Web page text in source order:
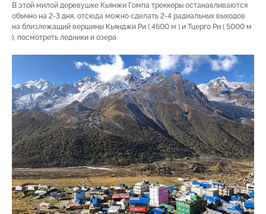
В этой милой деревушке Кьянжи Гомпа треккеры останавливаются
обычно на 2-3 дня, отсюда можно сделать 2-4 радиальных выходов
на близлежащий вершины Кьянджи Ри ( 4600 м ) и Тцерго Ри ( 5000 м
), посмотреть ледники и озера.